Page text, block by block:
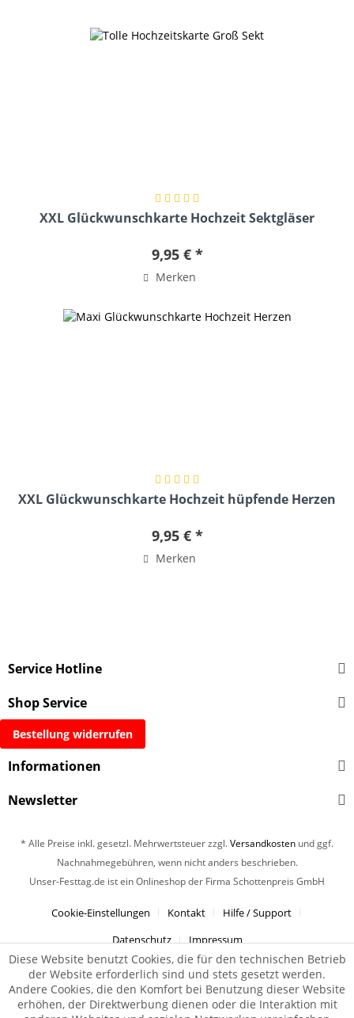
XXL Glückwunschkarte Hochzeit Sektgläser
9,95 € *
Merken
XXL Glückwunschkarte Hochzeit hüpfende Herzen
9,95 € *
Merken
Service Hotline
Shop Service
Bestellung widerrufen
Informationen
Newsletter
* Alle Preise inkl. gesetzl. Mehrwertsteuer zzgl.Versandkosten und ggf.
Nachnahmegebühren, wenn nicht anders beschrieben.
Unser-Festtag.de ist ein Onlineshop der Firma Schottenpreis GmbH
Cookie-Einstellungen Kontakt
Hilfe / Support
Datenschutz
Impressum
Diese Website benutzt Cookies, die für den technischen Betrieb
der Website erforderlich sind und stets gesetzt werden.
Andere Cookies, die den Komfort bei Benutzung dieser Website
erhöhen, der Direktwerbung dienen oder die Interaktion mit